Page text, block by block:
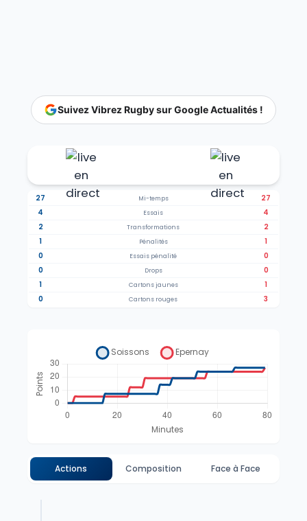
Suivez Vibrez Rugby sur Google Actualités !
27 Mi-temps
27
4
Essais
4
2
Transformations
2
1
Pénalités
1
0
Essais pénalité
0
0
Drops
0
1
Cartons jaunes
1
0
Cartons rouges 3
Actions Composition Face à Face